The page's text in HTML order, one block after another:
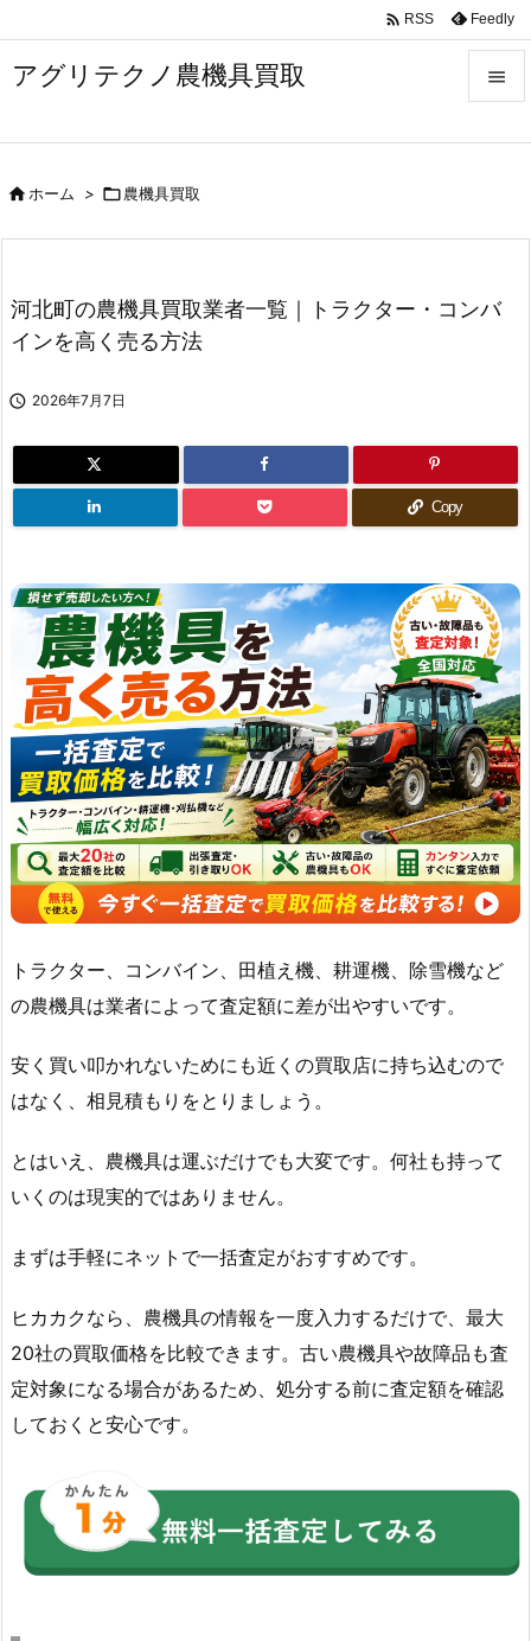
アグリテクノ農機具買取 


 RSS Feedly
ホーム > 農機具買取
河北町の農機具買取業者一覧｜トラクター・コンバ
インを高く売る方法
 2026年7月7日
Copy
トラクター、コンバイン、田植え機、耕運機、除雪機など
の農機具は業者によって査定額に差が出やすいです。
安く買い叩かれないためにも近くの買取店に持ち込むので
はなく、相見積もりをとりましょう。
とはいえ、農機具は運ぶだけでも大変です。何社も持って
いくのは現実的ではありません。
まずは手軽にネットで一括査定がおすすめです。
ヒカカクなら、農機具の情報を一度入力するだけで、最大
20社の買取価格を比較できます。古い農機具や故障品も査
定対象になる場合があるため、処分する前に査定額を確認
しておくと安心です。